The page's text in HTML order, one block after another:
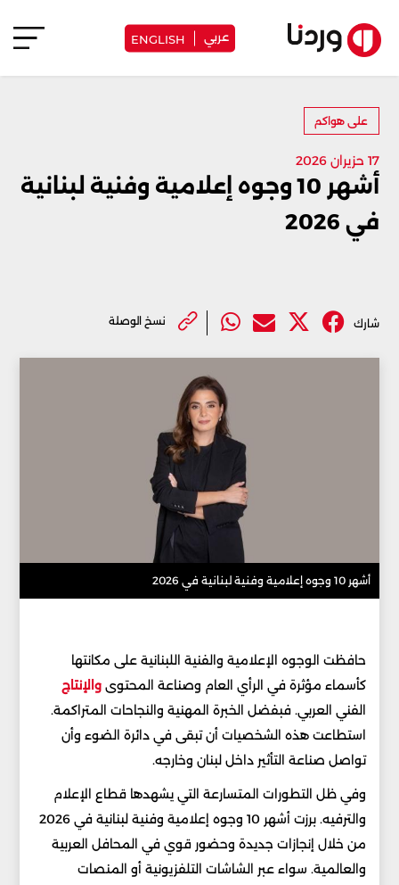
عربي ENGLISH
على هواكم
17 حزيران 2026
أشهر 10 وجوه إعلامية وفنية لبنانية
في 2026
شارك نسخ الوصلة
أشهر 10 وجوه إعلامية وفنية لبنانية في 2026
حافظت الوجوه الإعلامية والفنية اللبنانية على مكانتها
كأسماء مؤثرة في الرأي العام وصناعة المحتوىوالإنتاج
الفني العربي. فبفضل الخبرة المهنية والنجاحات المتراكمة.
استطاعت هذه الشخصيات أن تبقى في دائرة الضوء وأن
تواصل صناعة التأثير داخل لبنان وخارجه.
وفي ظل التطورات المتسارعة التي يشهدها قطاع الإعلام
والترفيه. برزت أشهر 10 وجوه إعلامية وفنية لبنانية في 2026
من خلال إنجازات جديدة وحضور قوي في المحافل العربية
والعالمية. سواء عبر الشاشات التلفزيونية أو المنصات